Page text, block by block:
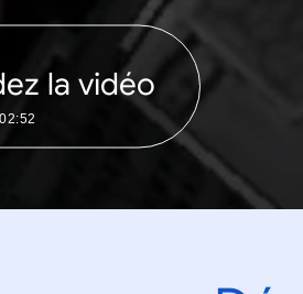
la vidéo
02:52